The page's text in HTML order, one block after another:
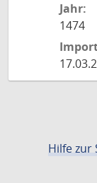
Jahr:
1474
Hilfe zur